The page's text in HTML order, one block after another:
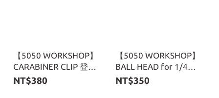
【5050 WORKSHOP】
CARABINER CLIP 登山
扣
NT$380
【5050 WORKSHOP】
BALL HEAD for 1/4
SCREW 1/4 雲台
NT$350